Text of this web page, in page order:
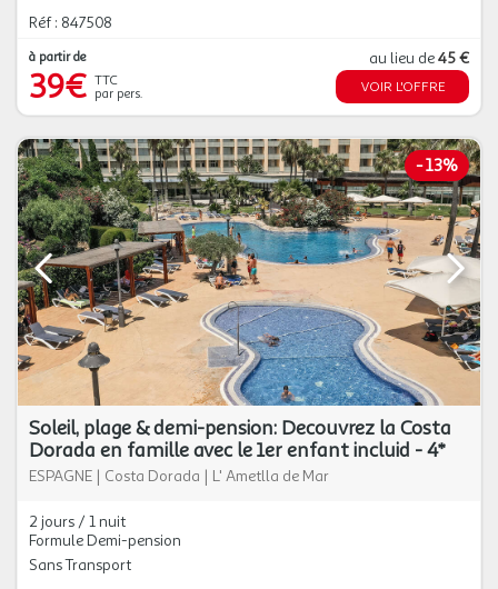
Réf : 847508
à partir de
39€ TTC
par pers.
au lieu de45 €
VOIR L'OFFRE
-13%
Soleil, plage & demi-pension: Decouvrez la Costa
Dorada en famille avec le 1er enfant incluid - 4*
ESPAGNE | Costa Dorada | L' Ametlla de Mar
2 jours / 1 nuit
Formule Demi-pension
Sans Transport